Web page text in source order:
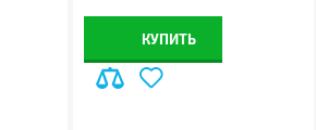
КУПИТЬ